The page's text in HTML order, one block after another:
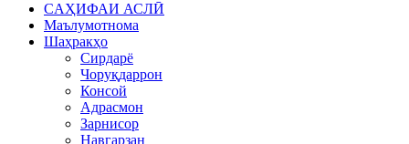
CАҲИФАИ АСЛӢ
Маълумотнома
Шаҳракҳо
Сирдарё
Чоруқдаррон
Консой
Адрасмон
Зарнисор
Навгарзан